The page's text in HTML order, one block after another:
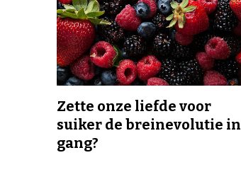
Zette onze liefde voor
suiker de breinevolutie in
gang?